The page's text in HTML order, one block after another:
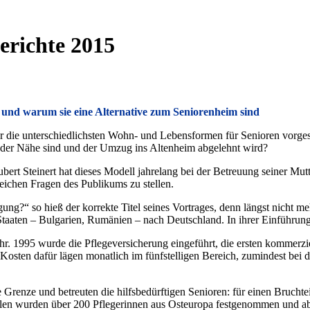
2015
warum sie eine Alternative zum Seniorenheim sind
unterschiedlichsten Wohn- und Lebensformen für Senioren
Nähe sind und der Umzug ins Altenheim abgelehnt wird?
Steinert hat dieses Modell jahrelang bei der Betreuung seiner
Fragen des Publikums zu stellen.
so hieß der korrekte Titel seines Vortrages, denn längst nicht
– Bulgarien, Rumänien – nach Deutschland. In ihrer
1995 wurde die Pflegeversicherung eingeführt, die ersten
dafür lägen monatlich im fünfstelligen Bereich, zumindest bei
und betreuten die hilfsbedürftigen Senioren: für einen
wurden über 200 Pflegerinnen aus Osteuropa festgenommen